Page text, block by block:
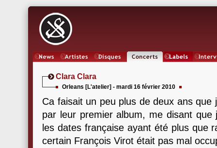
Clara Clara
Orleans [L'atelier] - mardi 16 février 2010
Ca faisait un peu plus de deux ans
par leur premier album, me disant
les dates française ayant été plus que
certain François Virot était pas mal